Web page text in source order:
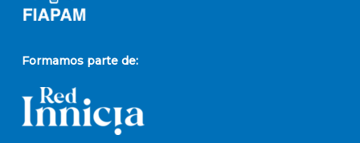
Formamos parte de: